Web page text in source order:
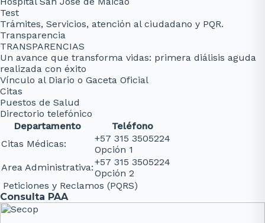
Test
Trámites, Servicios, atención al ciudadano y PQR.
Transparencia
TRANSPARENCIAS
Un avance que transforma vidas: primera diálisis aguda
realizada con éxito
Vínculo al Diario o Gaceta Oficial
Citas
Puestos de Salud
Directorio telefónico
Departamento
Teléfono
Citas Médicas:
+57 315 3505224
Opción 1
Area Administrativa:+57 315 3505224
Opción 2
Peticiones y Reclamos (PQRS)
Consulta PAA